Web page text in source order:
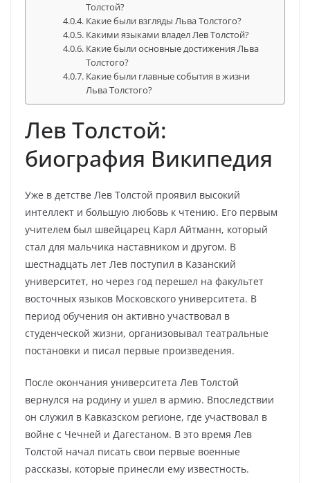
Толстой?
Какие были взгляды Льва Толстого?
Какими языками владел Лев Толстой?
Какие были основные достижения Льва
Толстого?
Какие были главные события в жизни
Льва Толстого?
Лев Толстой:
биография Википедия
Уже в детстве Лев Толстой проявил высокий
интеллект и большую любовь к чтению. Его первым
учителем был швейцарец Карл Айтманн, который
стал для мальчика наставником и другом. В
шестнадцать лет Лев поступил в Казанский
университет, но через год перешел на факультет
восточных языков Московского университета. В
период обучения он активно участвовал в
студенческой жизни, организовывал театральные
постановки и писал первые произведения.
После окончания университета Лев Толстой
вернулся на родину и ушел в армию. Впоследствии
он служил в Кавказском регионе, где участвовал в
войне с Чечней и Дагестаном. В это время Лев
Толстой начал писать свои первые военные
рассказы, которые принесли ему известность.